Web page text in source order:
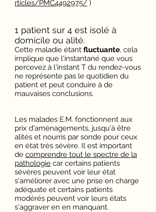
rticles/PMC4492975/ )
1 patient sur 4 est isolé à
domicile ou alité.
Cette maladie étant fluctuante, cela
implique que l'instantané que vous
percevez à l'instant T du rendez-vous
ne représente pas le quotidien du
patient et peut conduire à de
mauvaises conclusions.
Les malades E.M. fonctionnent aux
prix d'aménagements, jusqu'à être
alités et nourris par sonde pour ceux
en état très sévère. Il est important
de comprendre tout le spectre de la
pathologie car certains patients
sévères peuvent voir leur état
s'améliorer avec une prise en charge
adéquate et certains patients
modérés peuvent voir leurs états
s'aggraver en en manquant.